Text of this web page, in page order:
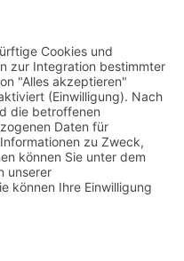
– 17:00 Uhr
Uhr